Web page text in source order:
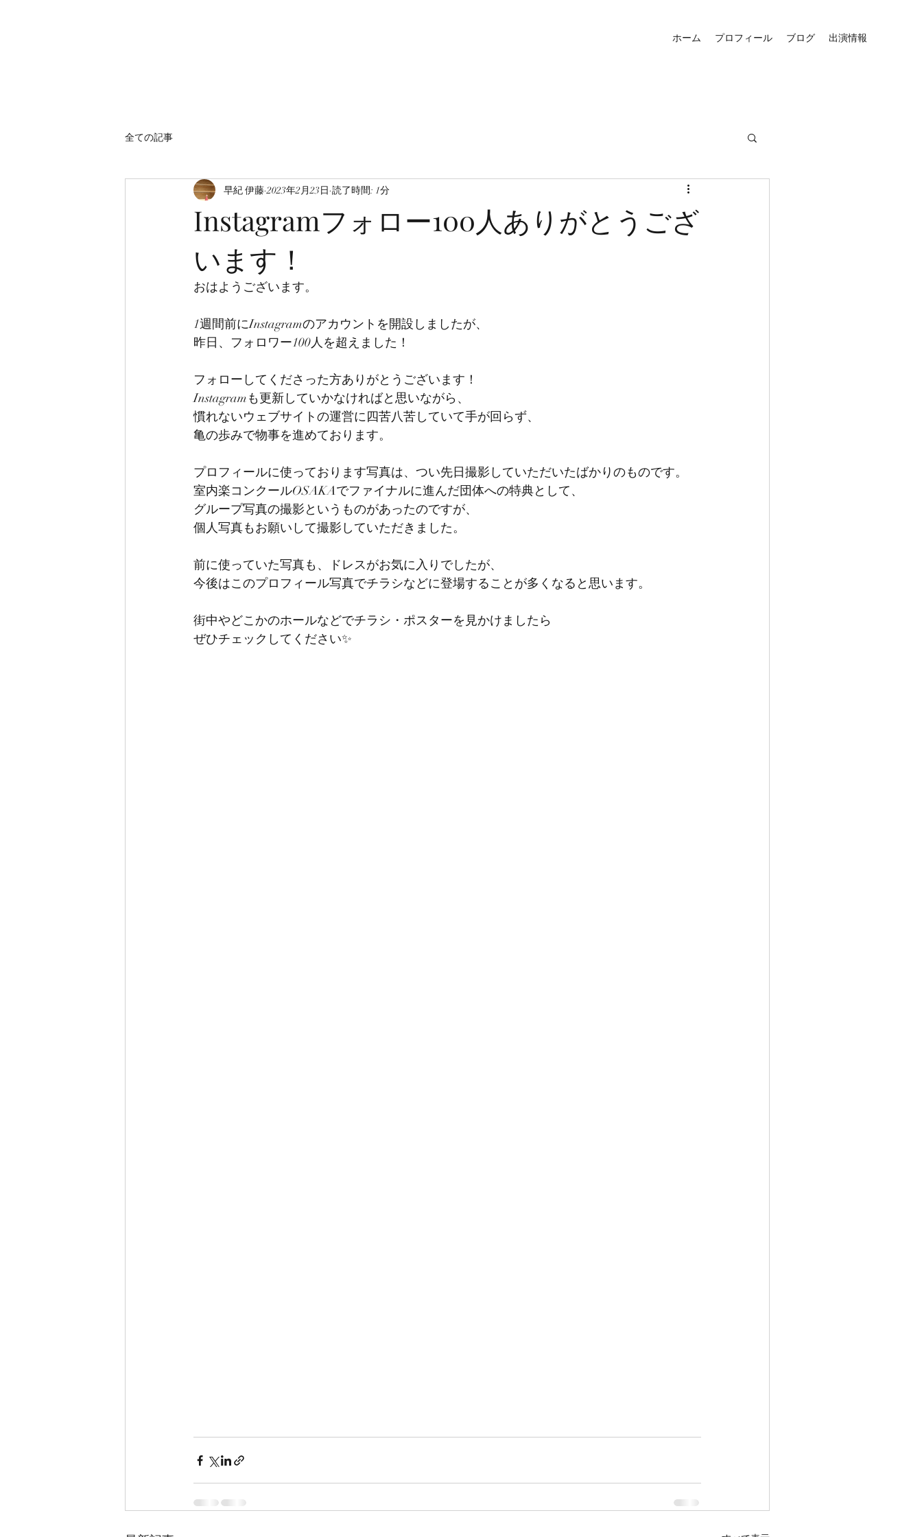
ホーム プロフィール ブログ 出演情報
全ての記事
Instagramフォロー100人ありがとうござ
います！
早紀 伊藤 2023年2月23日 読了時間: 1分
おはようございます。
1週間前にInstagramのアカウントを開設しましたが、
昨日、フォロワー100人を超えました！
フォローしてくださった方ありがとうございます！
Instagramも更新していかなければと思いながら、
慣れないウェブサイトの運営に四苦八苦していて手が回らず、
亀の歩みで物事を進めております。
プロフィールに使っております写真は、つい先日撮影していただいたばかりのものです。
室内楽コンクールOSAKAでファイナルに進んだ団体への特典として、
グループ写真の撮影というものがあったのですが、
個人写真もお願いして撮影していただきました。
前に使っていた写真も、ドレスがお気に入りでしたが、
今後はこのプロフィール写真でチラシなどに登場することが多くなると思います。
街中やどこかのホールなどでチラシ・ポスターを見かけましたら
ぜひチェックしてください✨